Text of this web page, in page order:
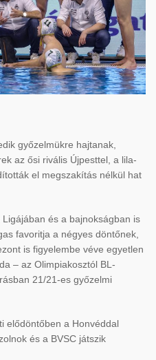
győzelmükre hajtanak,
az ősi rivális Újpesttel, a lila-
el megszakítás nélkül hat
és a bajnokságban is
favoritja a négyes döntőnek,
is figyelembe véve egyetlen
– az Olimpiakosztól BL-
21/21-es győzelmi
elődöntőben a Honvéddal
és a BVSC játszik